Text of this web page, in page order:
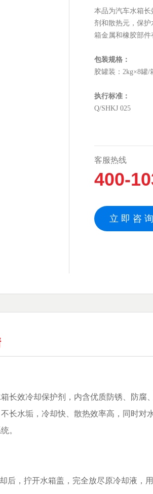
本品为汽车水箱
剂和散热元，保
箱金属和橡胶部件
包装规
胶罐装：
执行标准：
Q/SHKJ 025
客服热线
400-
立即咨询
长效冷却保护剂，内含优质防锈、防腐
长水垢，冷却快、散热效率高，同时对
。
后，拧开水箱盖，完全放尽原冷却液，